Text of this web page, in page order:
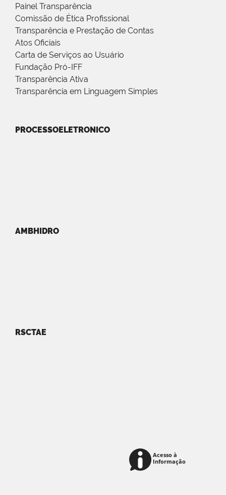
Painel Transparência
Comissão de Ética Profissional
Transparência e Prestação de Contas
Atos Oficiais
Carta de Serviços ao Usuário
Fundação Pró-IFF
Transparência Ativa
Transparência em Linguagem Simples
PROCESSOELETRONICO
AMBHIDRO
RSCTAE